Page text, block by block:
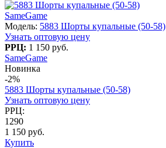
SameGame
Модель: 5883 Шорты купальные (50-58)
Узнать оптовую цену
РРЦ: 1 150 руб.
SameGame
Новинка
-2%
5883 Шорты купальные (50-58)
Узнать оптовую цену
РРЦ:
1290
1 150 руб.
Купить